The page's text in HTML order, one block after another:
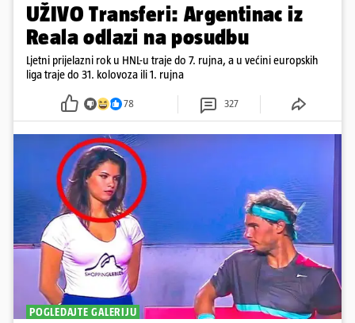
UŽIVO Transferi: Argentinac iz
Reala odlazi na posudbu
Ljetni prijelazni rok u HNL-u traje do 7. rujna, a u većini europskih
liga traje do 31. kolovoza ili 1. rujna
78 327
POGLEDAJTE GALERIJU